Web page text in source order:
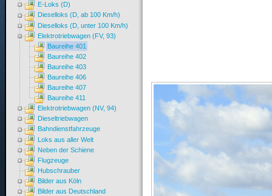
E-Loks (D)
Dieselloks (D, ab 100 Km/h)
Dieselloks (D, unter 100 Km/h)
Elektrotriebwagen (FV, 93)
Baureihe 401
Baureihe 402
Baureihe 403
Baureihe 406
Baureihe 407
Baureihe 411
Elektrotriebwagen (NV, 94)
Dieseltriebwagen
Bahndienstfahrzeuge
Loks aus aller Welt
Neben der Schiene
Flugzeuge
Hubschrauber
Bilder aus Köln
Bilder aus Deutschland